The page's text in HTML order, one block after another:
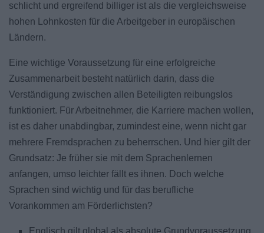
schlicht und ergreifend billiger ist als die vergleichsweise
hohen Lohnkosten für die Arbeitgeber in europäischen
Ländern.
Eine wichtige Voraussetzung für eine erfolgreiche
Zusammenarbeit besteht natürlich darin, dass die
Verständigung zwischen allen Beteiligten reibungslos
funktioniert. Für Arbeitnehmer, die Karriere machen wollen,
ist es daher unabdingbar, zumindest eine, wenn nicht gar
mehrere Fremdsprachen zu beherrschen. Und hier gilt der
Grundsatz: Je früher sie mit dem Sprachenlernen
anfangen, umso leichter fällt es ihnen. Doch welche
Sprachen sind wichtig und für das berufliche
Vorankommen am Förderlichsten?